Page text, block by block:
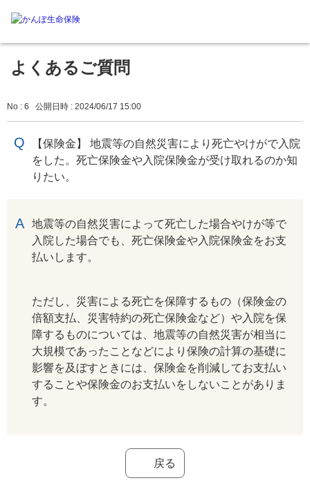
よくあるご質問
No : 6 公開日時 : 2024/06/17 15:00
【保険金】 地震等の自然災害により死亡やけがで入院
をした。死亡保険金や入院保険金が受け取れるのか知
りたい。
地震等の自然災害によって死亡した場合やけが等で
入院した場合でも、死亡保険金や入院保険金をお支
払いします。
ただし、災害による死亡を保障するもの（保険金の
倍額支払、災害特約の死亡保険金など）や入院を保
障するものについては、地震等の自然災害が相当に
大規模であったことなどにより保険の計算の基礎に
影響を及ぼすときには、保険金を削減してお支払い
することや保険金のお支払いをしないことがありま
す。
戻る